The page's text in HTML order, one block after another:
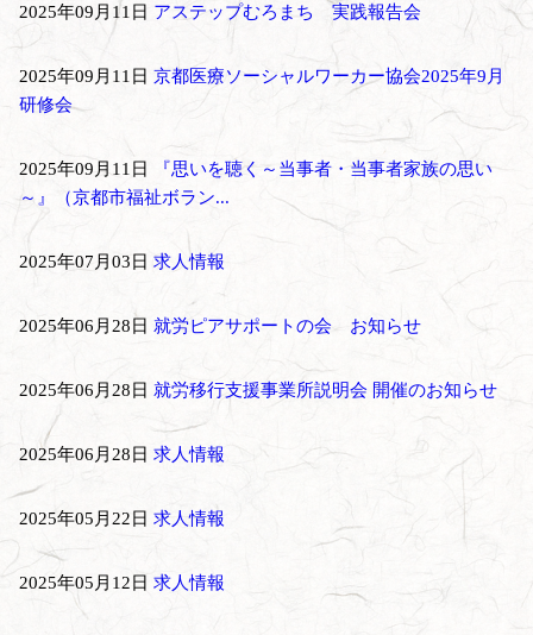
2025年09月11日 アステップむろまち 実践報告会
2025年09月11日 京都医療ソーシャルワーカー協会2025年9月
研修会
2025年09月11日
『思いを聴く～当事者・当事者家族の思い
～』（京都市福祉ボラン...
2025年07月03日 求人情報
2025年06月28日 就労ピアサポートの会 お知らせ
2025年06月28日 就労移行支援事業所説明会 開催のお知らせ
2025年06月28日 求人情報
2025年05月22日 求人情報
2025年05月12日 求人情報